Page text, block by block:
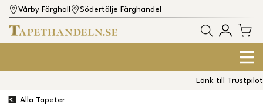
Vårby Färghall Södertälje Färghandel
Länk till Trustpilot
Alla Tapeter